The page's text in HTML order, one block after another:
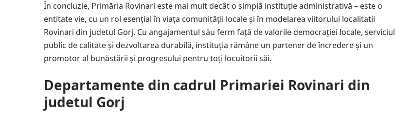
În concluzie, Primăria Rovinari este mai mult decât o simplă instituție administrativă – este o
entitate vie, cu un rol esențial în viața comunității locale și în modelarea viitorului localitatii
Rovinari din judetul Gorj. Cu angajamentul său ferm față de valorile democrației locale, serviciul
public de calitate și dezvoltarea durabilă, instituția rămâne un partener de încredere și un
promotor al bunăstării și progresului pentru toți locuitorii săi.
Departamente din cadrul Primariei Rovinari din
judetul Gorj